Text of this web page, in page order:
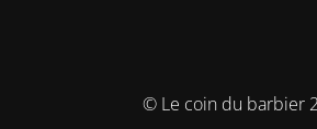
© Le coin du barbier